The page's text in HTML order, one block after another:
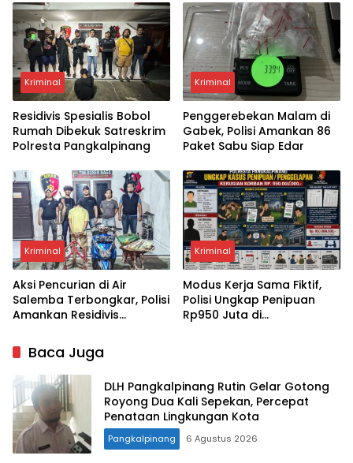
Pangkalpinang
Kriminal
Residivis Spesialis Bobol
Rumah Dibekuk Satreskrim
Polresta Pangkalpinang
Kriminal
Penggerebekan Malam di
Gabek, Polisi Amankan 86
Paket Sabu Siap Edar
Kriminal
Aksi Pencurian di Air
Salemba Terbongkar, Polisi
Amankan Residivis
Kriminal
Modus Kerja Sama Fiktif,
Polisi Ungkap Penipuan
Rp950 Juta di
Baca Juga
DLH Pangkalpinang Rutin Gelar Gotong
Royong Dua Kali Sepekan, Percepat
Penataan Lingkungan Kota
Pangkalpinang 6 Agustus 2026